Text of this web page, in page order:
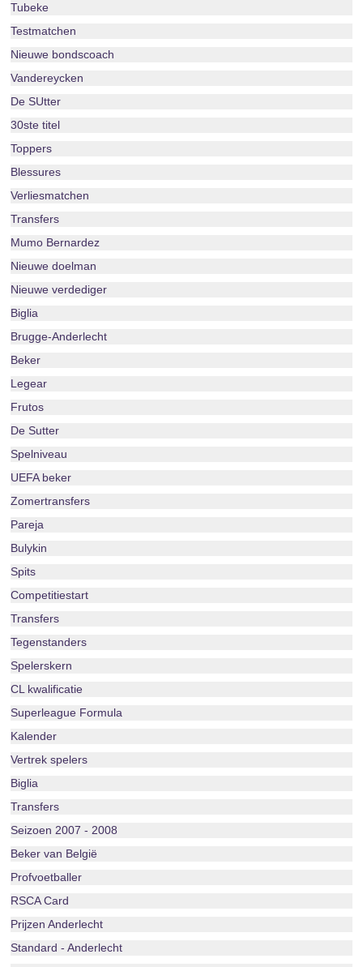
Tubeke
Testmatchen
Nieuwe bondscoach
Vandereycken
De SUtter
30ste titel
Toppers
Blessures
Verliesmatchen
Transfers
Mumo Bernardez
Nieuwe doelman
Nieuwe verdediger
Biglia
Brugge-Anderlecht
Beker
Legear
Frutos
De Sutter
Spelniveau
UEFA beker
Zomertransfers
Pareja
Bulykin
Spits
Competitiestart
Transfers
Tegenstanders
Spelerskern
CL kwalificatie
Superleague Formula
Kalender
Vertrek spelers
Biglia
Transfers
Seizoen 2007 - 2008
Beker van België
Profvoetballer
RSCA Card
Prijzen Anderlecht
Standard - Anderlecht